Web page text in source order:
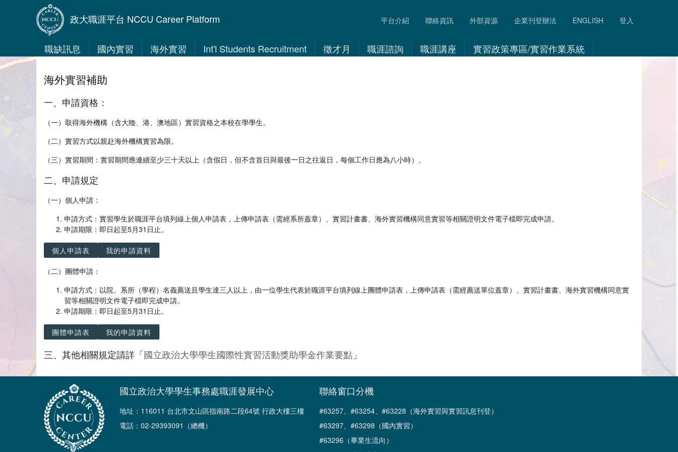
政大職涯平台 NCCU Career Platform 平台介紹 聯絡資訊 外部資源 企業刊登辦法 ENGLISH 登入
職缺訊息 國內實習 海外實習 Int'l Students Recruitment 徵才月 職涯諮詢 職涯講座 實習政策專區/實習作業系統
海外實習補助
一、申請資格：
（一）取得海外機構（含大陸、港、澳地區）實習資格之本校在學學生。
（二）實習方式以親赴海外機構實習為限。
（三）實習期間：實習期間應連續至少三十天以上（含假日，但不含首日與最後一日之往返日，每個工作日應為八小時）。
二、申請規定
（一）個人申請：
申請方式：實習學生於職涯平台填列線上個人申請表，上傳申請表（需經系所蓋章）、實習計畫書、海外實習機構同意實習等相關證明文件電子檔即完成申請。
申請期限：即日起至5月31日止。
個人申請表 我的申請資料
（二）團體申請：
申請方式：以院、系所（學程）名義薦送且學生達三人以上，由一位學生代表於職涯平台填列線上團體申請表，上傳申請表（需經薦送單位蓋章）、實習計畫書、海外實習機構同意實
習等相關證明文件電子檔即完成申請。
申請期限：即日起至5月31日止。
團體申請表 我的申請資料
三、其他相關規定請詳「國立政治大學學生國際性實習活動獎助學金作業要點 」
國立政治大學學生事務處職涯發展中心
地址：116011 台北市文山區指南路二段64號 行政大樓三樓
電話：02-29393091（總機）
聯絡窗口分機
#63257、#63254、#63228（海外實習與實習訊息刊登）
#63297、#63298（國內實習）
#63296（畢業生流向）